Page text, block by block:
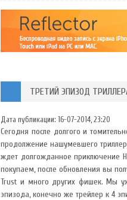
ТРЕТИЙ ЭПИЗОД
Дата публикации: 16-07-2014, 23:20
Сегодня после долгого и
продолжение нашумевшего
ждет долгожданное приключение
покупаем, после обновления вы
Trust и много других фишек. Мы
эпизода, конечно же трейлер к 4